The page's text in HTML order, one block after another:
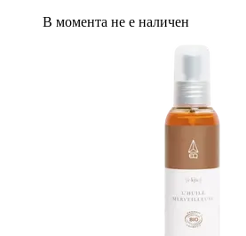
В момента не е наличен